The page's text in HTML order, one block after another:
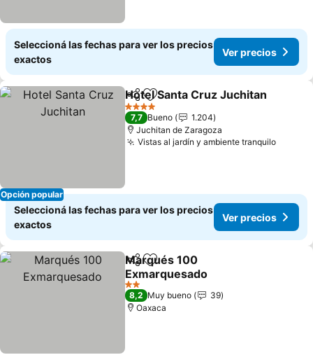
Seleccioná las fechas para ver los precios
exactos
Ver precios
Opción popular
CompartirAñadir a favoritos
Hotel Santa Cruz Juchitan
4 Estrellas
7,7 Bueno
1.204
Juchitan de Zaragoza
Vistas al jardín y ambiente tranquilo
Seleccioná las fechas para ver los precios
exactos
Ver precios
CompartirAñadir a favoritos
Marqués 100
Exmarquesado
2 Estrellas
8,2 Muy bueno
39
Oaxaca